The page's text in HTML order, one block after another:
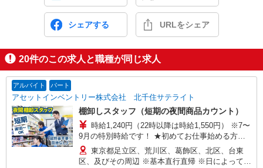
シェアする URLをシェア
20件のこの求人と職種が同じ求人
アルバイト パート
アセットインベントリー株式会社 北千住サテライト
棚卸しスタッフ（短期の夜間商品カウント）
時給1,240円（22時以降は時給1,550円） ※7〜
9月の特別時給です！ ★初めてお仕事始める方に
出勤インセンティブあり！ 初日出勤日と出勤5日
目に各5,000円支給♪（規定有） ＼日払いOK／ 急
東京都足立区、荒川区、葛飾区、北区、台東
区、及びその周辺 ※基本直行直帰 ※日によって店